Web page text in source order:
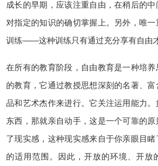
成长的早期，应该注重自由，在稍后的
对指定的知识的确切掌握上。另外，唯
训练——这种训练只有通过充分享有自由
在所有的教育阶段，自由教育是一种培养
的教育，它通过教授思想深刻的名著、
品和艺术杰作来进行。它关注运用能力。
东西，那就亲自动手，这是一个可靠的
了现实感，这种现实感来自于你亲眼目
的适用范围。因此，开放的环境、开放